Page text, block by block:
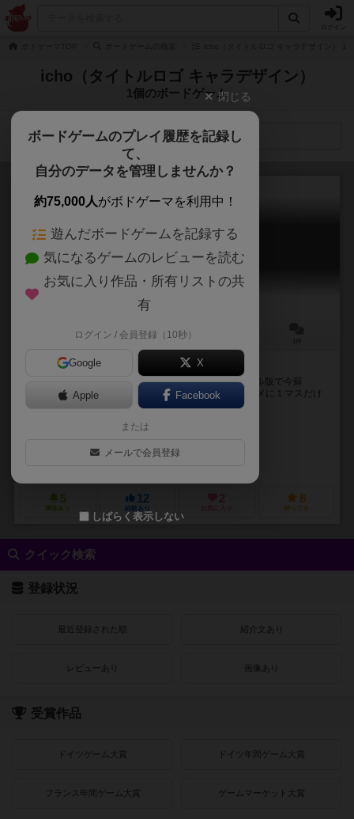
icho（タイトルロゴ キャラデザイン）
1個のボードゲーム
検索メニュー
えびかに将棋
Ebikani shougi
20分前後
波乱盤上！甲殻軌道戦‼
あの名作「かに将棋」が10年の時を経て、フルアクリル版で今蘇
る…… ヨコなら何マスでも動ける「カニ駒」と、ナナメに１マスだけ
動ける「エビ駒」を使って対戦する「新・はさみ将...
かぶき けんいち（Kenichi Kabuki）
5
興味あり
12
経験あり お気に入り
8
持ってる
クイック検索
登録状況
最近登録された順 紹介文あり
レビューあり 画像あり
受賞作品
ドイツゲーム大賞 ドイツ年間ゲーム大賞
フランス年間ゲーム大賞 ゲームマーケット大賞
閉じる
ボードゲームのプレイ履歴を記録し
て、
自分のデータを管理しませんか？
約75,000人がボドゲーマを利用中！
遊んだボードゲームを記録する
気になるゲームのレビューを読む
お気に入り作品・所有リストの共
有
ログイン / 会員登録（10秒）
Google X
Apple Facebook
または
メールで会員登録
しばらく表示しない